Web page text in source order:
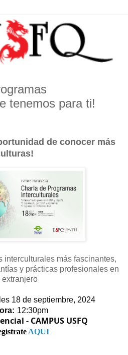
tenemos para ti!
de conocer más
interculturales más fascinantes,
y prácticas profesionales en
extranjero
18 de septiembre, 2024
12:30pm
- CAMPUS USFQ
AQUI